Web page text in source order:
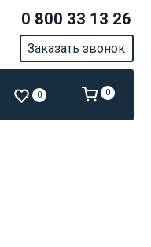
0 800 33 13 26
Заказать звонок
0 0